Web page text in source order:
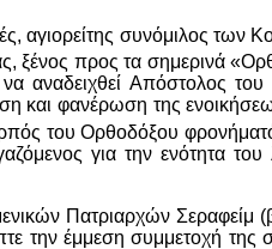
αγιορείτης συνόμιλος των
προς τα σημερινά
αναδειχθεί Απόστολος
και φανέρωση της
του Ορθοδόξου
για την ενότητα του
Πατριαρχών Σεραφείμ
την έμμεση συμμετοχή της